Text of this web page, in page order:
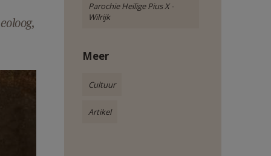
Parochie Heilige Pius X -
Wilrijk
Meer
Cultuur
Artikel